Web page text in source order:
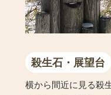
殺生石・展望台
横から間近に見る殺